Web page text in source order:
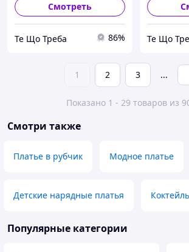
Смотреть
Те Що Треба 86% Те Що
1 2 3 ...
Показано 1 - 29 товаров из
Смотри также
Платье в рубчик Модное платье
Детские нарядные платья
Популярные категории